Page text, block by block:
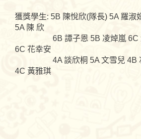
獲獎學生: 5B 陳悅欣(隊長) 5A 羅淑
5A 陳 欣
6B 譚子恩 5B 凌焯嵐 6C 潘
6C 花幸安
4A 談欣桐 5A 文雪兒 4B 馮
4C 黃雅琪